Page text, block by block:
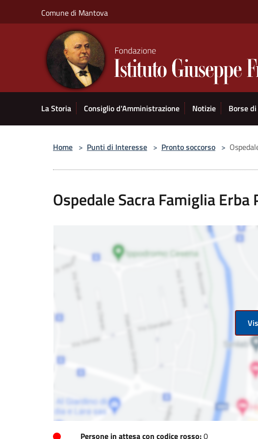
Comune di Mantova
La Storia Consiglio d'Amministrazione Notizie Borse
Home > Punti di Interesse > Pronto soccorso >
Ospedale Sacra Famiglia Erba
Persone in attesa con codice rosso:0